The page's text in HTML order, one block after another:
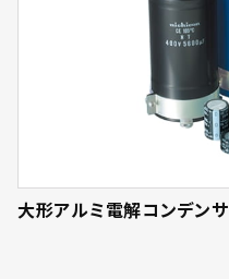
大形アルミ電解コンデンサ